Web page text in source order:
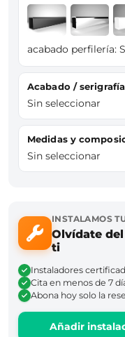
acabado perfilería:
Acabado / serigrafía
Sin seleccionar
Medidas y
Sin seleccionar
INSTALAMOS
Olvídate
ti
Instaladores
Cita en menos de 7
Abona hoy solo la
Añadir